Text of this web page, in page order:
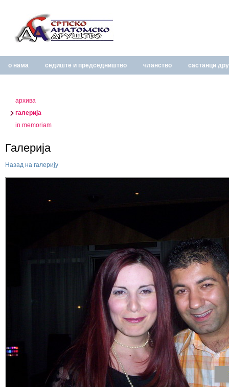
о нама седиште и председништво чланство састанци
архива
галерија
in memoriam
Галерија
Назад на галерију